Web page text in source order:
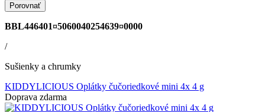
Porovnať
BBL446401¤5060040254639¤0000
/
Sušienky a chrumky
KIDDYLICIOUS Oplátky čučoriedkové mini 4x 4 g
Doprava zdarma